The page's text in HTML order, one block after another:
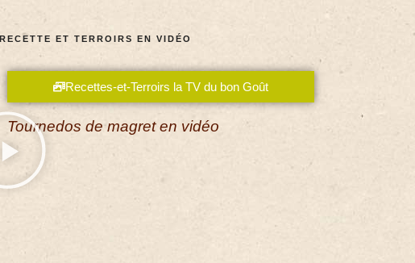
RECETTE ET TERROIRS EN VIDÉO
Recettes-et-Terroirs la TV du bon Goût
Tournedos de magret en vidéo